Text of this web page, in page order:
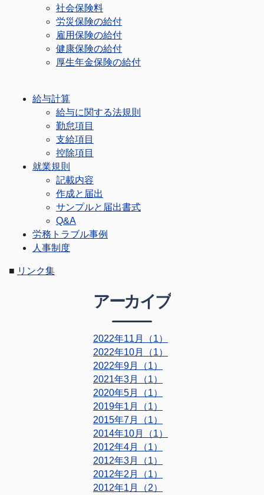
社会保険料
労災保険の給付
雇用保険の給付
健康保険の給付
厚生年金保険の給付
給与計算
給与に関する法規則
勤怠項目
支給項目
控除項目
就業規則
記載内容
作成と届出
サンプルと届出書式
Q&A
労務トラブル事例
人事制度
■ リンク集
アーカイブ
2022年11月（1）
2022年10月（1）
2022年9月（1）
2021年3月（1）
2020年5月（1）
2019年1月（1）
2015年7月（1）
2014年10月（1）
2012年4月（1）
2012年3月（1）
2012年2月（1）
2012年1月（2）